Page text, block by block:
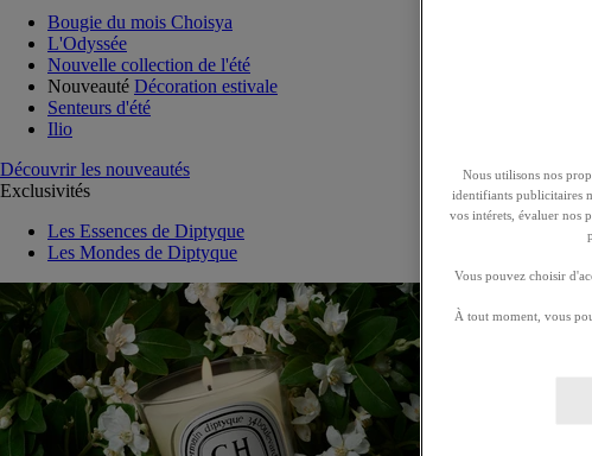
Bougie du mois Choisya
L'Odyssée
Nouvelle collection de l'été
Nouveauté Décoration estivale
Senteurs d'été
Ilio
Découvrir les nouveautés
Exclusivités
Les Essences de Diptyque
Les Mondes de Diptyque
Nous utilisons nos
identifiants publicitaires
vos intérets, évaluer nos
Vous pouvez choisir
À tout moment, vous